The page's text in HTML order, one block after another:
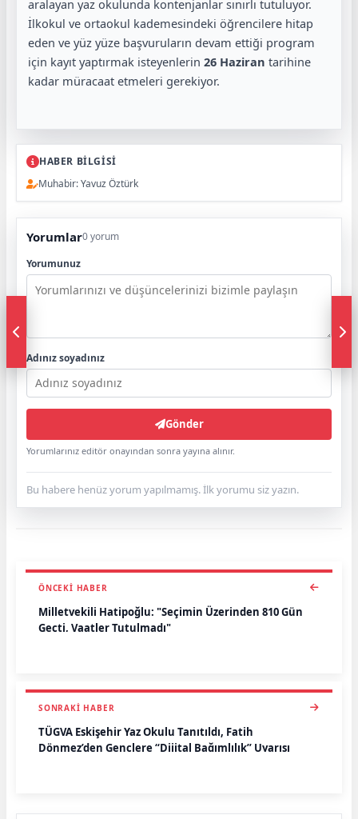
aralayan yaz okulunda kontenjanlar sınırlı tutuluyor.
İlkokul ve ortaokul kademesindeki öğrencilere hitap
eden ve yüz yüze başvuruların devam ettiği program
için kayıt yaptırmak isteyenlerin 26 Haziran tarihine
kadar müracaat etmeleri gerekiyor.
HABER BİLGİSİ
Muhabir: Yavuz Öztürk
Yorumlar0 yorum
Yorumunuz
Adınız soyadınız
Gönder
Yorumlarınız editör onayından sonra yayına alınır.
Bu habere henüz yorum yapılmamış. İlk yorumu siz yazın.
ÖNCEKI HABER
Milletvekili Hatipoğlu: "Seçimin Üzerinden 810 Gün
Geçti, Vaatler Tutulmadı"
SONRAKI HABER
TÜGVA Eskişehir Yaz Okulu Tanıtıldı, Fatih
Dönmez’den Gençlere “Dijital Bağımlılık” Uyarısı